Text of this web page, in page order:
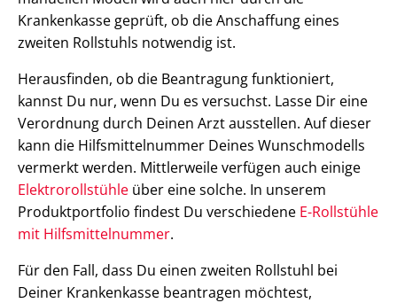
Krankenkasse geprüft, ob die Anschaffung eines
zweiten Rollstuhls notwendig ist.
Herausfinden, ob die Beantragung funktioniert,
kannst Du nur, wenn Du es versuchst. Lasse Dir eine
Verordnung durch Deinen Arzt ausstellen. Auf dieser
kann die Hilfsmittelnummer Deines Wunschmodells
vermerkt werden. Mittlerweile verfügen auch einige
Elektrorollstühle über eine solche. In unserem
Produktportfolio findest Du verschiedene E-Rollstühle
mit Hilfsmittelnummer.
Für den Fall, dass Du einen zweiten Rollstuhl bei
Deiner Krankenkasse beantragen möchtest,